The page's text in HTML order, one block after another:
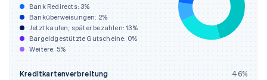
Bank Redirects:3%
Banküberweisungen: 2%
Jetzt kaufen, später bezahlen:13%
Bargeldgestützte Gutscheine: 0%
Weitere: 5%
Kreditkartenverbreitung 46%
ItalianoEnglish
Japan
日本語English
Kanada
EnglishFrançais
EnglishItaliano